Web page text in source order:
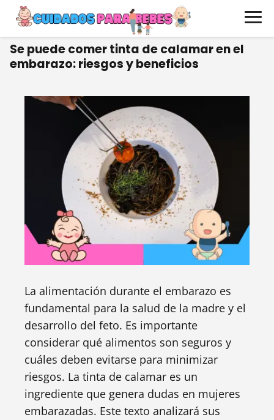
Se puede comer tinta de calamar en el
embarazo: riesgos y beneficios
La alimentación durante el embarazo es
fundamental para la salud de la madre y el
desarrollo del feto. Es importante
considerar qué alimentos son seguros y
cuáles deben evitarse para minimizar
riesgos. La tinta de calamar es un
ingrediente que genera dudas en mujeres
embarazadas. Este texto analizará sus